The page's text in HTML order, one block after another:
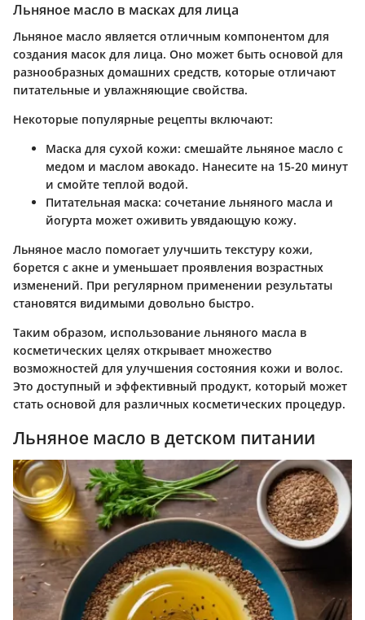
Льняное масло в масках для лица
Льняное масло является отличным компонентом для
создания масок для лица. Оно может быть основой для
разнообразных домашних средств, которые отличают
питательные и увлажняющие свойства.
Некоторые популярные рецепты включают:
Маска для сухой кожи: смешайте льняное масло с
медом и маслом авокадо. Нанесите на 15-20 минут
и смойте теплой водой.
Питательная маска: сочетание льняного масла и
йогурта может оживить увядающую кожу.
Льняное масло помогает улучшить текстуру кожи,
борется с акне и уменьшает проявления возрастных
изменений. При регулярном применении результаты
становятся видимыми довольно быстро.
Таким образом, использование льняного масла в
косметических целях открывает множество
возможностей для улучшения состояния кожи и волос.
Это доступный и эффективный продукт, который может
стать основой для различных косметических процедур.
Льняное масло в детском питании